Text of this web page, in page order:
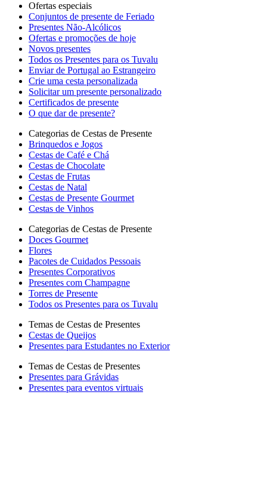
Ofertas especiais
Сonjuntos de presente de Feriado
Presentes Não-Alcólicos
Ofertas e promoções de hoje
Novos presentes
Todos os Presentes para os Tuvalu
Enviar de Portugal ao Estrangeiro
Crie uma cesta personalizada
Solicitar um presente personalizado
Certificados de presente
O que dar de presente?
Categorias de Cestas de Presente
Brinquedos e Jogos
Cestas de Café e Chá
Cestas de Chocolate
Cestas de Frutas
Cestas de Natal
Cestas de Presente Gourmet
Cestas de Vinhos
Categorias de Cestas de Presente
Doces Gourmet
Flores
Pacotes de Cuidados Pessoais
Presentes Corporativos
Presentes com Champagne
Torres de Presente
Todos os Presentes para os Tuvalu
Temas de Cestas de Presentes
Cestas de Queijos
Presentes para Estudantes no Exterior
Temas de Cestas de Presentes
Presentes para Grávidas
Presentes para eventos virtuais